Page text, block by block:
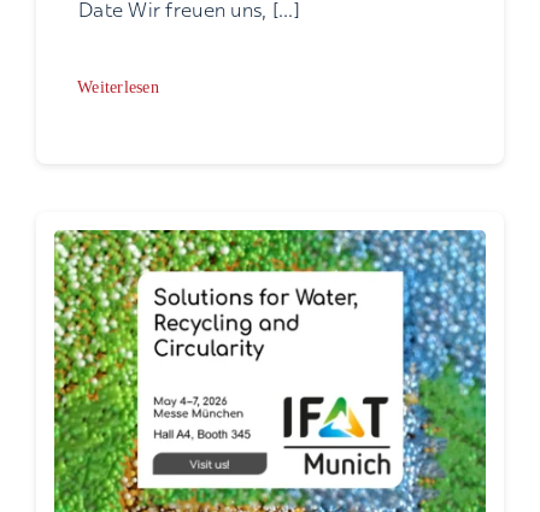
Date Wir freuen uns, [...]
Weiterlesen